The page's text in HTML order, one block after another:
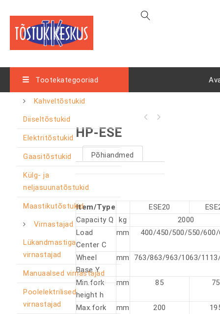
Tootekategooriad
Kahveltõstukid
Diiseltõstukid
Elektritõstukid
Gaasitõstukid
Külg- ja
neljasuunatõstukid
Maastikutõstukid
Virnastajad
Lükandmastiga
virnastajad
Manuaalsed virnastajad
Poolelektrilised
virnastajad
HP-ESE
Põhiandmed
Item/Type ESE20
Capacity Q
kg
2000
Load
Center C
mm 400/450/500/550/600/
Wheel
Base Y
mm 763/863/963/1063/
Min.fork
height h
mm 85 75
Max.fork
mm 200